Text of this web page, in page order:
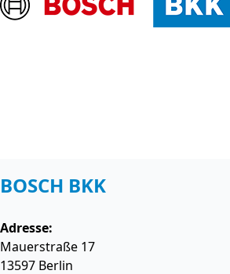
BOSCH BKK
Adresse:
Mauerstraße 17
13597 Berlin